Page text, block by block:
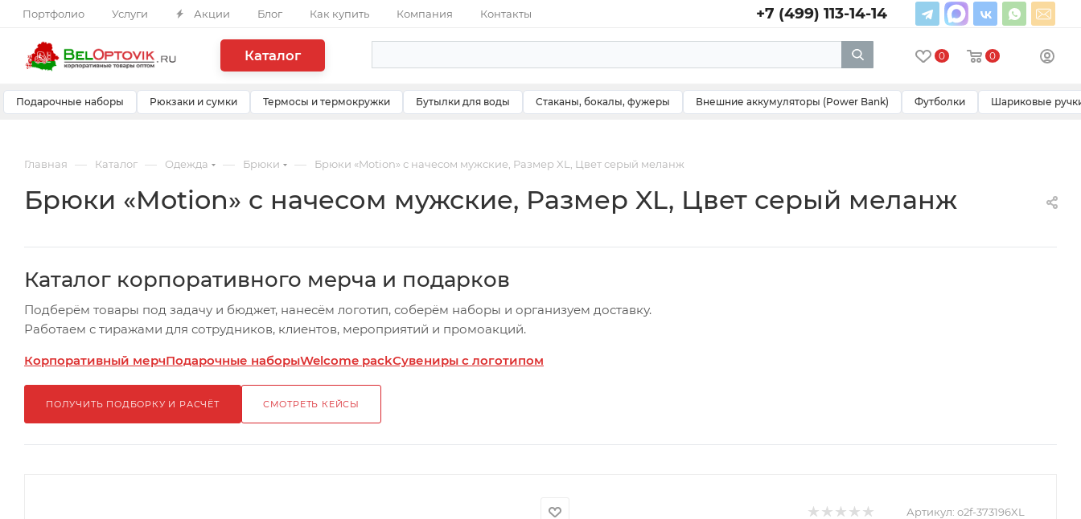
Портфолио Услуги Акции Блог Как купить Компания Контакты +7 (499) 113-14-14
Каталог 0 0
Подарочные наборы Рюкзаки и сумки Термосы и термокружки Бутылки для воды Стаканы, бокалы, фужеры Внешние аккумуляторы (Power Bank) Футболки Шариковые
Главная — Каталог — Одежда — Брюки — Брюки «Motion» с начесом мужские, Размер XL, Цвет серый меланж
Брюки «Motion» с начесом мужские, Размер XL, Цвет серый меланж
Каталог корпоративного мерча и подарков
Подберём товары под задачу и бюджет, нанесём логотип, соберём наборы и организуем доставку.
Работаем с тиражами для сотрудников, клиентов, мероприятий и промоакций.
Корпоративный мерчПодарочные наборыWelcome packСувениры с логотипом
ПОЛУЧИТЬ ПОДБОРКУ И РАСЧЁТ СМОТРЕТЬ КЕЙСЫ
Артикул: o2f-373196XL